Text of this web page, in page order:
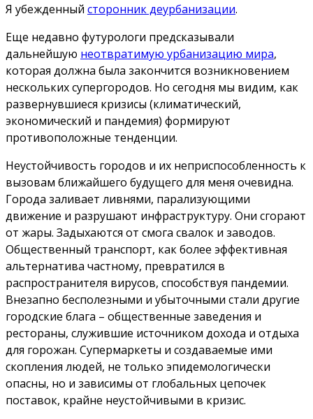
Я убежденный сторонник деурбанизации.
Еще недавно футурологи предсказывали
дальнейшую неотвратимую урбанизацию мира,
которая должна была закончится возникновением
нескольких супергородов. Но сегодня мы видим, как
развернувшиеся кризисы (климатический,
экономический и пандемия) формируют
противоположные тенденции.
Неустойчивость городов и их неприспособленность к
вызовам ближайшего будущего для меня очевидна.
Города заливает ливнями, парализующими
движение и разрушают инфраструктуру. Они сгорают
от жары. Задыхаются от смога свалок и заводов.
Общественный транспорт, как более эффективная
альтернатива частному, превратился в
распространителя вирусов, способствуя пандемии.
Внезапно бесполезными и убыточными стали другие
городские блага – общественные заведения и
рестораны, служившие источником дохода и отдыха
для горожан. Супермаркеты и создаваемые ими
скопления людей, не только эпидемологически
опасны, но и зависимы от глобальных цепочек
поставок, крайне неустойчивыми в кризис.